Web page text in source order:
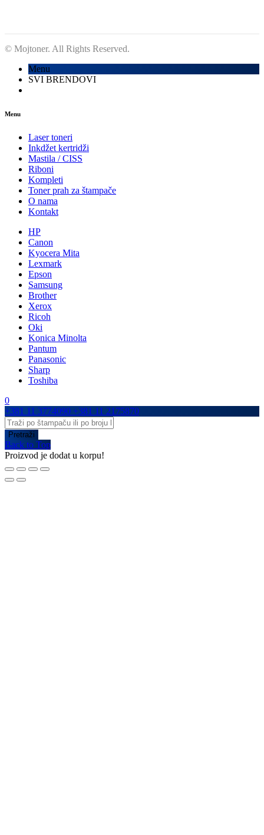
© Mojtoner. All Rights Reserved.
Menu
SVI BRENDOVI
Menu
Laser toneri
Inkdžet kertridži
Mastila / CISS
Riboni
Kompleti
Toner prah za štampače
O nama
Kontakt
HP
Canon
Kyocera Mita
Lexmark
Epson
Samsung
Brother
Xerox
Ricoh
Oki
Konica Minolta
Pantum
Panasonic
Sharp
Toshiba
0
+381 11 3774090 +381 11 2175870
Back to Top
Proizvod je dodat u korpu!